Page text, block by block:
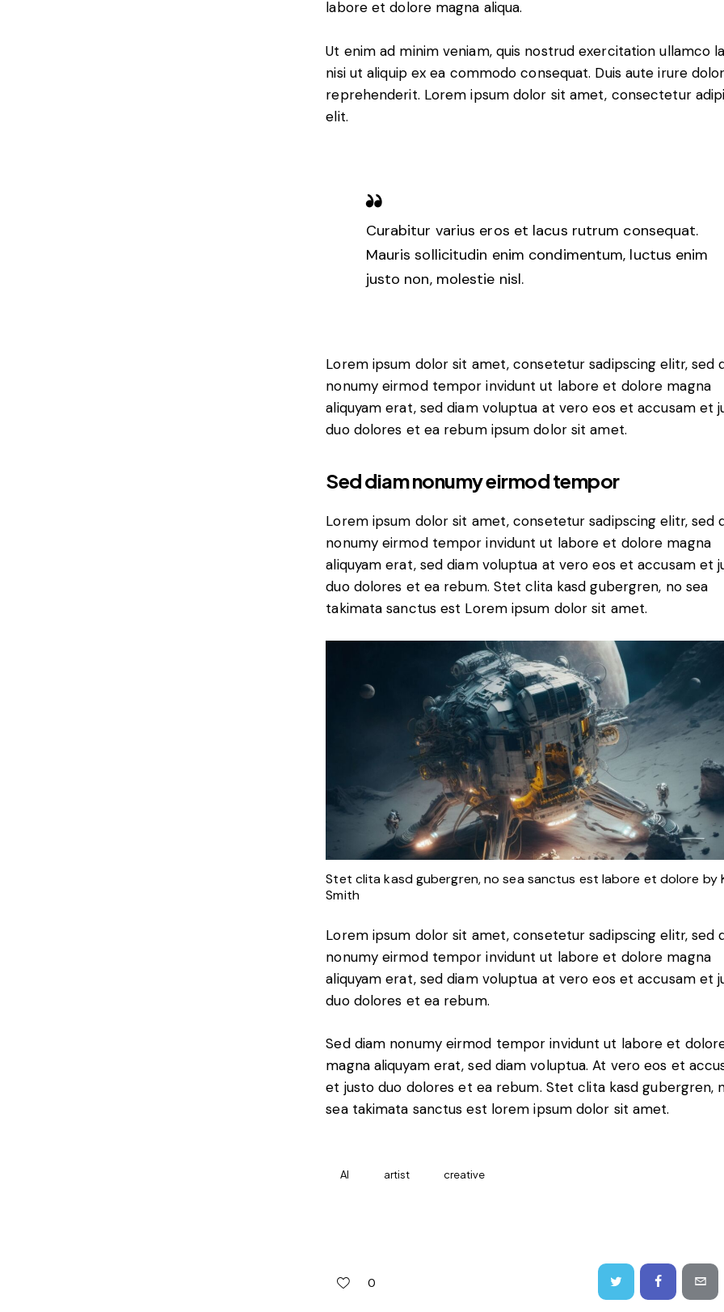
labore et dolore magna aliqua.
Ut enim ad minim veniam, quis nostrud exercitation ullamco
nisi ut aliquip ex ea commodo consequat. Duis aute irure
reprehenderit. Lorem ipsum dolor sit amet, consectetur
elit.
Curabitur varius eros et lacus rutrum consequat.
Mauris sollicitudin enim condimentum, luctus enim
justo non, molestie nisl.
Lorem ipsum dolor sit amet, consetetur sadipscing elitr, sed
nonumy eirmod tempor invidunt ut labore et dolore magna
aliquyam erat, sed diam voluptua at vero eos et accusam et
duo dolores et ea rebum ipsum dolor sit amet.
Sed diam nonumy eirmod tempor
Lorem ipsum dolor sit amet, consetetur sadipscing elitr, sed
nonumy eirmod tempor invidunt ut labore et dolore magna
aliquyam erat, sed diam voluptua at vero eos et accusam et
duo dolores et ea rebum. Stet clita kasd gubergren, no sea
takimata sanctus est Lorem ipsum dolor sit amet.
Stet clita kasd gubergren, no sea sanctus est labore et dolore by
Smith
Lorem ipsum dolor sit amet, consetetur sadipscing elitr, sed
nonumy eirmod tempor invidunt ut labore et dolore magna
aliquyam erat, sed diam voluptua at vero eos et accusam et
duo dolores et ea rebum.
Sed diam nonumy eirmod tempor invidunt ut labore et
magna aliquyam erat, sed diam voluptua. At vero eos et
et justo duo dolores et ea rebum. Stet clita kasd gubergren,
sea takimata sanctus est lorem ipsum dolor sit amet.
AI artist creative
0